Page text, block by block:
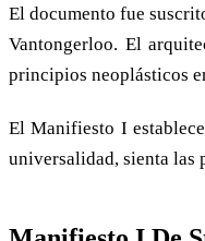
El documento fue
Vantongerloo. El
principios neoplásticos
El Manifiesto I
universalidad, sienta las